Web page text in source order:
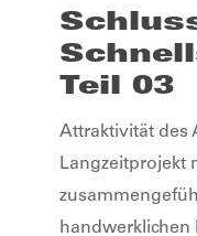
Schnellschüssen
Teil 03
Attraktivität des
Langzeitprojekt